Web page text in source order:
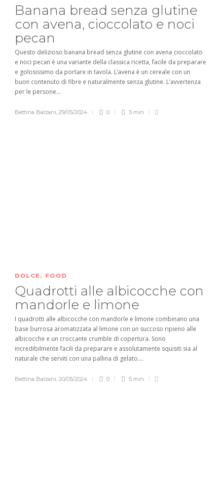
Banana bread senza glutine
con avena, cioccolato e noci
pecan
Questo delizioso banana bread senza glutine con avena cioccolato
e noci pecan è una variante della classica ricetta, facile da preparare
e golosissimo da portare in tavola. L’avena è un cereale con un
buon contenuto di fibre e naturalmente senza glutine. L’avvertenza
per le persone...
Bettina Balzani 29/05/2024 0 3 min
DOLCE , FOOD
Quadrotti alle albicocche con
mandorle e limone
I quadrotti alle albicocche con mandorle e limone combinano una
base burrosa aromatizzata al limone con un succoso ripieno alle
albicocche e un croccante crumble di copertura. Sono
incredibilmente facili da preparare e assolutamente squisiti sia al
naturale che serviti con una pallina di gelato....
Bettina Balzani, 20/05/2024 0 5 min